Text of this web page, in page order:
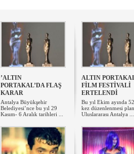
’ALTIN
PORTAKAL’DA FLAŞ
KARAR
Antalya Büyükşehir
Belediyesi’nce bu yıl 29
Kasım- 6 Aralık tarihleri ...
ALTIN
FİLM FESTİVALİ
ERTELENDİ
Bu yıl Ekim ayında
kez düzenlenmesi
Uluslararası Antalya ...